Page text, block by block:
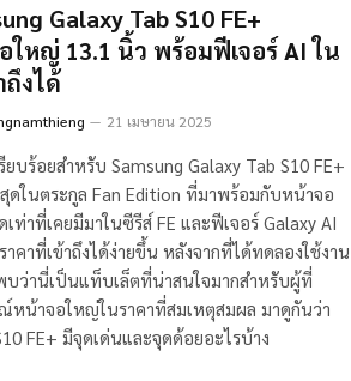
Galaxy Tab S10 FE+
ใหญ่ 13.1 นิ้ว พร้อมฟีเจอร์ AI ใน
ถึงได้
21 เมษายน 2025
บร้อยสำหรับ Samsung Galaxy Tab S10 FE+
ดในตระกูล Fan Edition ที่มาพร้อมกับหน้าจอ
ท่าที่เคยมีมาในซีรีส์ FE และฟีเจอร์ Galaxy AI
คาที่เข้าถึงได้ง่ายขึ้น หลังจากที่ได้ทดลองใช้งาน
บว่านี่เป็นแท็บเล็ตที่น่าสนใจมากสำหรับผู้ที่
หน้าจอใหญ่ในราคาที่สมเหตุสมผล มาดูกันว่า
FE+ มีจุดเด่นและจุดด้อยอะไรบ้าง